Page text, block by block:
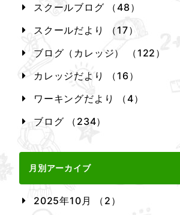
スクールブログ （48）
スクールだより （17）
ブログ（カレッジ） （122）
カレッジだより （16）
ワーキングだより （4）
ブログ （234）
月別アーカイブ
2025年10月 （2）